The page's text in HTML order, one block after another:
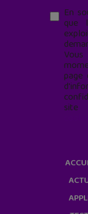
En
que
page
site